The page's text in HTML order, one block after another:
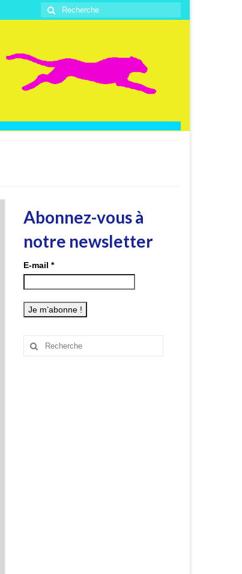
Rechercher
:
Abonnez-vous à
notre newsletter
E-mail *
Rechercher